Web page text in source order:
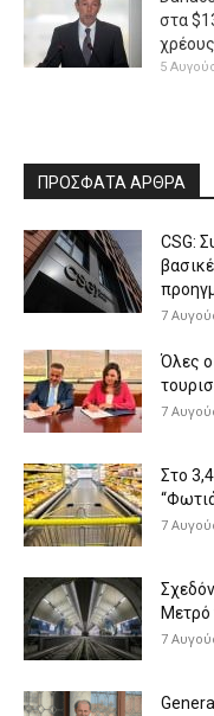
στα
χρέους
5
ΠΡΟΣΦΑΤΑ ΑΡΘΡΑ
CSG:
7
Όλες
7
Στο
7
Μετρό
7